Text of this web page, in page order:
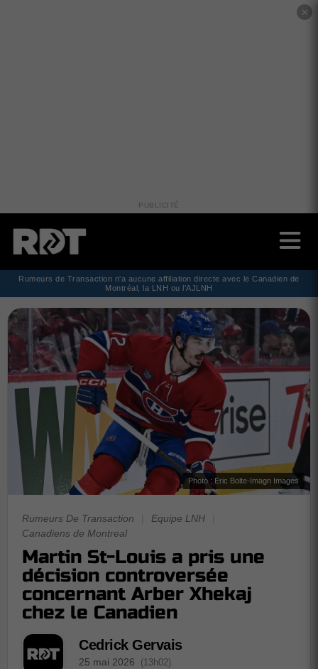
✕
PUBLICITÉ
Rumeurs de Transaction n'a aucune affiliation directe avec le Canadien de
Montréal, la LNH ou l'AJLNH
Photo : Eric Bolte-Imagn Images
Rumeurs De Transaction Equipe LNH
Canadiens de Montreal
Martin St-Louis a pris une
décision controversée
concernant Arber Xhekaj
chez le Canadien
Cedrick Gervais
25 mai 2026 (13h02)